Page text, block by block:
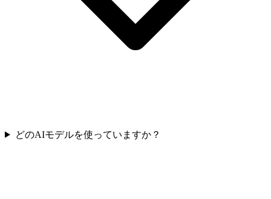
どのAIモデルを使っていますか？